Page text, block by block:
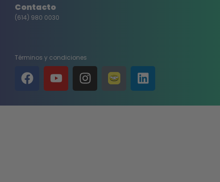
Contacto
(614) 980 0030
Términos y condiciones